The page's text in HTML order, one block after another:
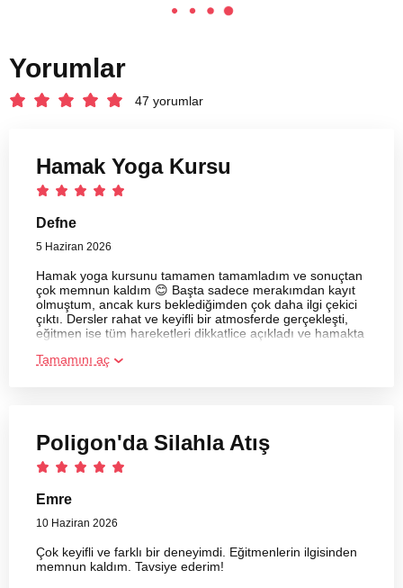
Yorumlar
47 yorumlar
Hamak Yoga Kursu
Defne
5 Haziran 2026
Hamak yoga kursunu tamamen tamamladım ve sonuçtan
çok memnun kaldım 😊 Başta sadece merakımdan kayıt
olmuştum, ancak kurs beklediğimden çok daha ilgi çekici
çıktı. Dersler rahat ve keyifli bir atmosferde gerçekleşti,
eğitmen ise tüm hareketleri dikkatlice açıkladı ve hamakta
oldu.
Tamamını aç
Poligon'da Silahla Atış
Emre
10 Haziran 2026
Çok keyifli ve farklı bir deneyimdi. Eğitmenlerin ilgisinden
memnun kaldım. Tavsiye ederim!